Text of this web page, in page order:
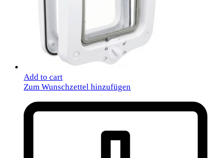
Add to cart
Zum Wunschzettel hinzufügen